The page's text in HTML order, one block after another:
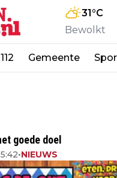
31°C
Bewolkt
112 Gemeente
goede doel
•NIEUWS